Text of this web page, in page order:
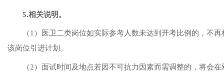
5.相关说明。
（1）医卫二类岗位如实际参考人数未达到开考比例的，不
该岗位引进计划。
（2）面试时间及地点若因不可抗力因素而需调整的，将会在